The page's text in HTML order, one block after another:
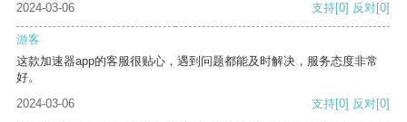
2024-03-06
支持[0] 反对[0]
游客
这款加速器app的客服很贴心，遇到问题都能及时解决，服务态度非常
好。
2024-03-06
支持[0] 反对[0]